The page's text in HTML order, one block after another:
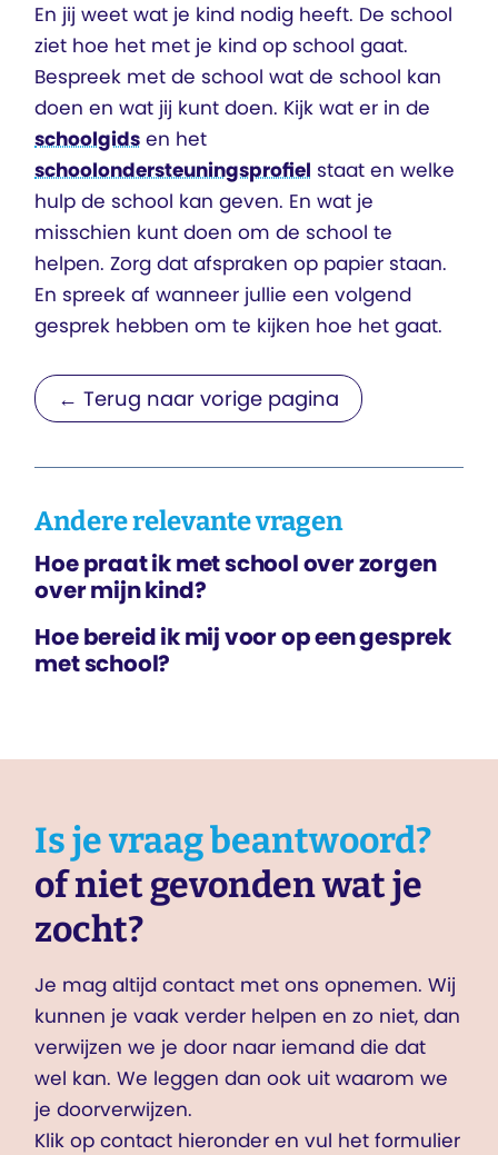
En jij weet wat je kind nodig heeft. De school
ziet hoe het met je kind op school gaat.
Bespreek met de school wat de school kan
doen en wat jij kunt doen. Kijk wat er in de
schoolgids en het
schoolondersteuningsprofiel staat en welke
hulp de school kan geven. En wat je
misschien kunt doen om de school te
helpen. Zorg dat afspraken op papier staan.
En spreek af wanneer jullie een volgend
gesprek hebben om te kijken hoe het gaat.
← Terug naar vorige pagina
Andere relevante vragen
Hoe praat ik met school over zorgen
over mijn kind?
Hoe bereid ik mij voor op een gesprek
met school?
Is je vraag beantwoord?
of niet gevonden wat je
zocht?
Je mag altijd contact met ons opnemen. Wij
kunnen je vaak verder helpen en zo niet, dan
verwijzen we je door naar iemand die dat
wel kan. We leggen dan ook uit waarom we
je doorverwijzen.
Klik op contact hieronder en vul het formulier